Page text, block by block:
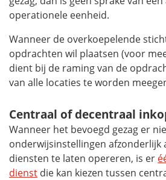
operationele eenheid.
Wanneer de overkoepelende
opdrachten wil plaatsen (voor
dient bij de raming van de
van alle locaties te worden
Centraal of decentraal
Wanneer het bevoegd gezag er
onderwijsinstellingen afzonderlijk
diensten te laten opereren, is er
dienst die kan kiezen tussen